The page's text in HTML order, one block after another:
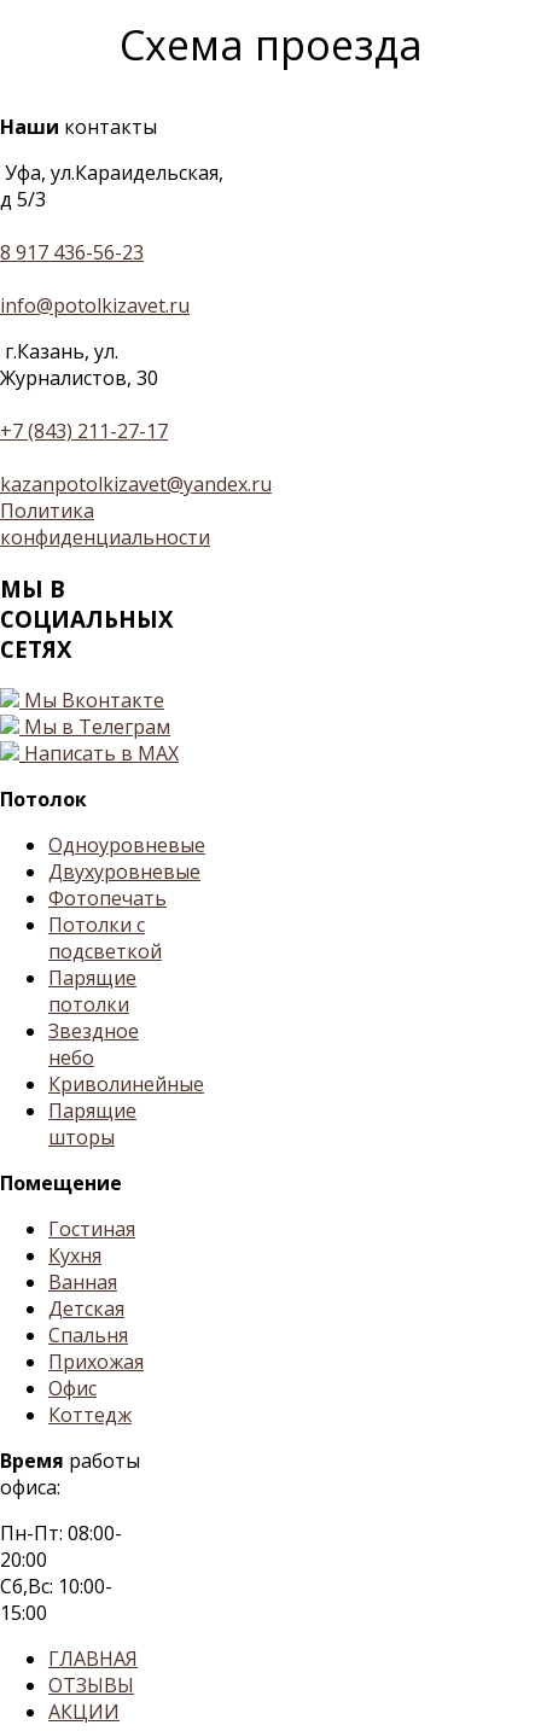
Схема проезда
Наши контакты
Уфа, ул.Караидельская,
д 5/3
8 917 436-56-23
info@potolkizavet.ru
г.Казань, ул.
Журналистов, 30
+7 (843) 211-27-17
kazanpotolkizavet@yandex.ru
Политика
конфиденциальности
МЫ В
СОЦИАЛЬНЫХ
СЕТЯХ
Мы Вконтакте
Мы в Телеграм
Написать в MAX
Потолок
Одноуровневые
Двухуровневые
Фотопечать
Потолки с
подсветкой
Парящие
потолки
Звездное
небо
Криволинейные
Парящие
шторы
Помещение
Гостиная
Кухня
Ванная
Детская
Спальня
Прихожая
Офис
Коттедж
Время работы
офиса:
Пн-Пт: 08:00-
20:00
Сб,Вс: 10:00-
15:00
ГЛАВНАЯ
ОТЗЫВЫ
АКЦИИ